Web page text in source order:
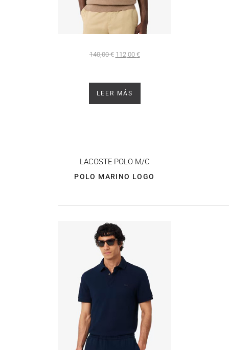
140,00€ 112,00 €
LEER MÁS
LACOSTE POLO M/C
POLO MARINO LOGO